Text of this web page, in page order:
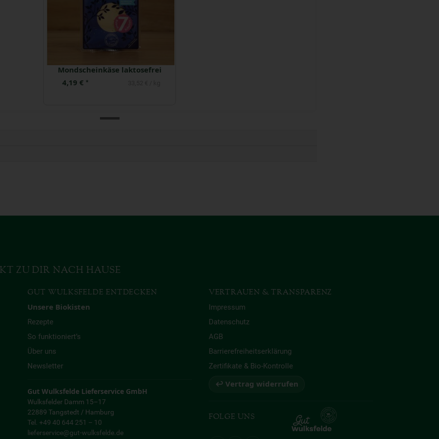
Mondscheinkäse laktosefrei
4,19 € *
ZU DIR NACH HAUSE
GUT WULKSFELDE ENTDECKEN
Unsere Biokisten
Rezepte
So funktioniert’s
Über uns
Newsletter
Gut Wulksfelde Lieferservice GmbH
Wulksfelder Damm 15–17
22889 Tangstedt / Hamburg
Tel. +49 40 644 251 – 10
lieferservice@gut-wulksfelde.de
VERTRAUEN & TRANSPARENZ
Impressum
Datenschutz
AGB
Barrierefreiheitserklärung
Zertifikate & Bio-Kontrolle
↩ Vertrag widerrufen
FOLGE UNS